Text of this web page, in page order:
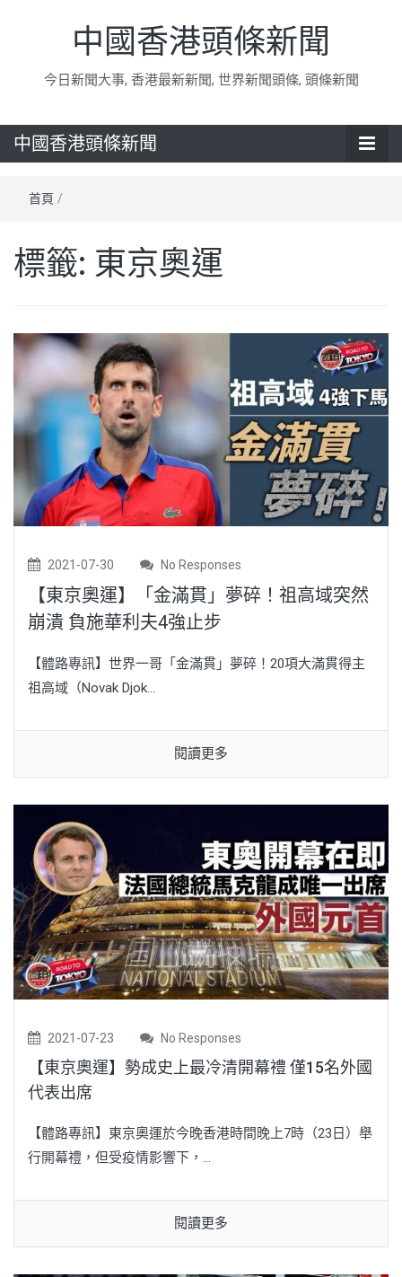
中國香港頭條新聞
今日新聞大事, 香港最新新聞, 世界新聞頭條, 頭條新聞
中國香港頭條新聞
首頁 /
標籤: 東京奧運
2021-07-30 No Responses
【東京奧運】「金滿貫」夢碎！祖高域突然
崩潰 負施華利夫4強止步
【體路專訊】世界一哥「金滿貫」夢碎！20項大滿貫得主
祖高域（Novak Djok...
閱讀更多
2021-07-23 No Responses
【東京奧運】勢成史上最冷清開幕禮 僅15名外國
代表出席
【體路專訊】東京奧運於今晚香港時間晚上7時（23日）舉
行開幕禮，但受疫情影響下，...
閱讀更多